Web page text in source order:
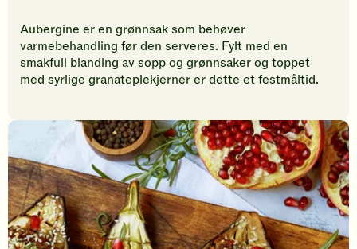
til
å
vurdere
denne
oppskriften.
Aubergine er en grønnsak som behøver
varmebehandling før den serveres. Fylt med en
smakfull blanding av sopp og grønnsaker og toppet
med syrlige granateplekjerner er dette et festmåltid.